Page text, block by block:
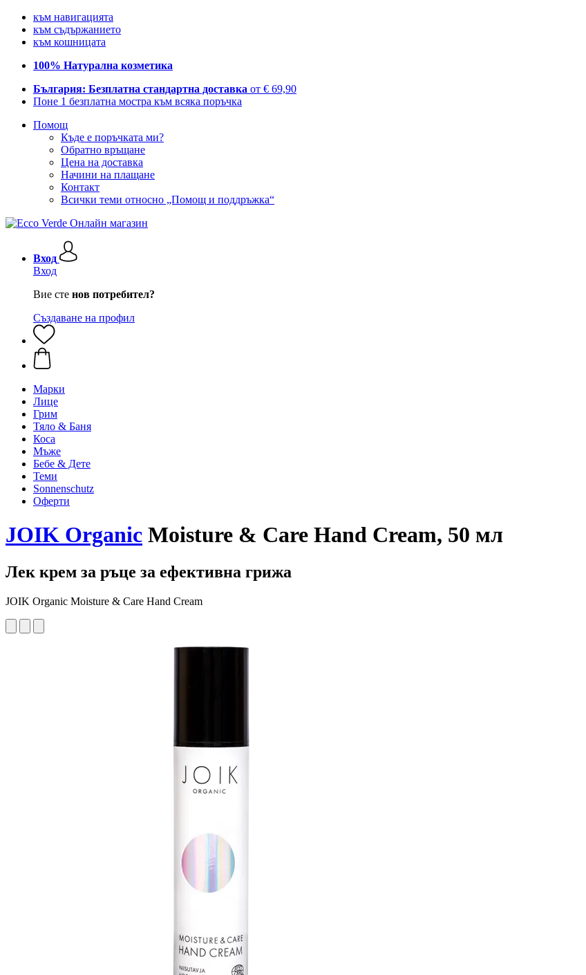
към навигацията
към съдържанието
към кошницата
100% Натурална козметика
България: Безплатна стандартна доставка от € 69,90
Поне 1 безплатна мостра към всяка поръчка
Помощ
Къде е поръчката ми?
Обратно връщане
Цена на доставка
Начини на плащане
Контакт
Всички теми относно „Помощ и поддръжка“
Вход
Вход
Вие сте нов потребител?
Създаване на профил
Марки
Лице
Грим
Тяло & Баня
Коса
Мъже
Бебе & Дете
Теми
Sonnenschutz
Оферти
JOIK Organic Moisture & Care Hand Cream, 50 мл
Лек крем за ръце за ефективна грижа
JOIK Organic Moisture & Care Hand Cream